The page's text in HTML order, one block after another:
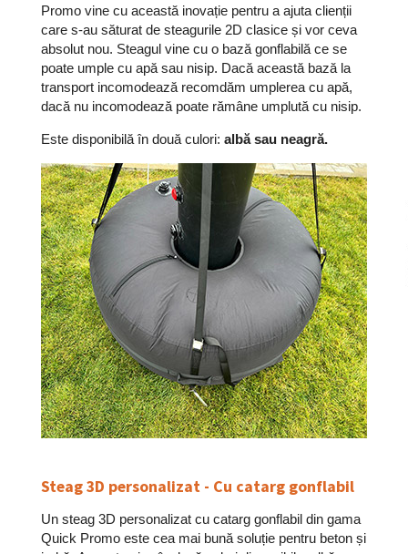
Promo vine cu această inovație pentru a ajuta clienții
care s-au săturat de steagurile 2D clasice și vor ceva
absolut nou. Steagul vine cu o bază gonflabilă ce se
poate umple cu apă sau nisip. Dacă această bază la
transport incomodează recomdăm umplerea cu apă,
dacă nu incomodează poate rămâne umplută cu nisip.
Este disponibilă în două culori: albă sau neagră.
Steag 3D personalizat - Cu catarg gonflabil
Un steag 3D personalizat cu catarg gonflabil din gama
Quick Promo este cea mai bună soluție pentru beton și